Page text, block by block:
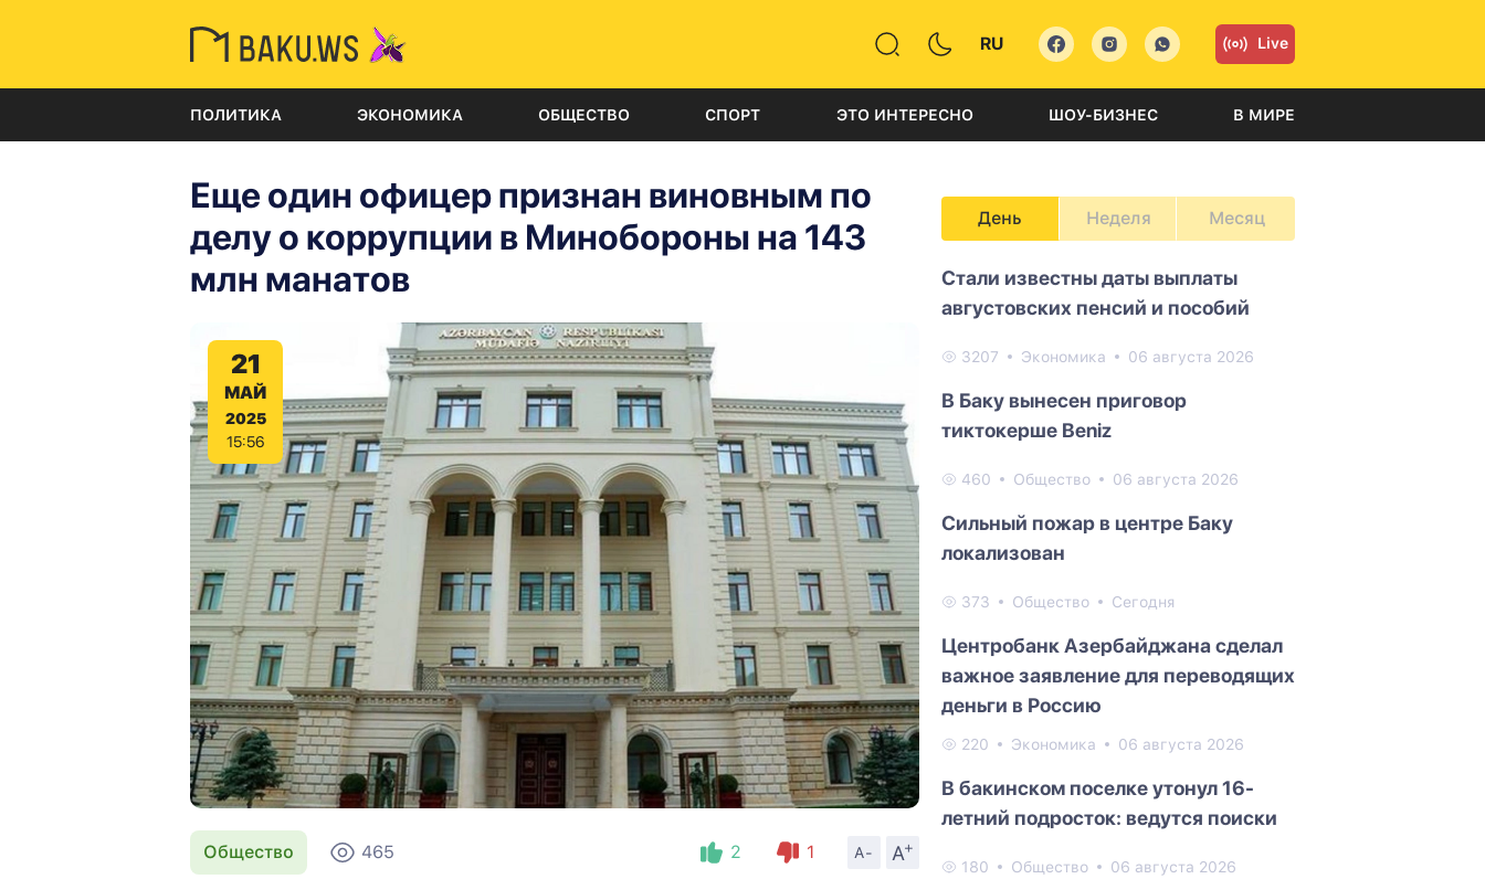
RU Live
ПОЛИТИКА ЭКОНОМИКА ОБЩЕСТВО СПОРТ ЭТО ИНТЕРЕСНО ШОУ-БИЗНЕС В МИРЕ
Еще один офицер признан виновным по
делу о коррупции в Минобороны на 143
млн манатов
21
МАЙ
2025
15:56
Общество 465 2 1 A- A
+
День Неделя Месяц
Стали известны даты выплаты
августовских пенсий и пособий
3207 Экономика 06 августа 2026
В Баку вынесен приговор
тиктокерше Beniz
460 Общество 06 августа 2026
Сильный пожар в центре Баку
локализован
373 Общество Сегодня
Центробанк Азербайджана сделал
важное заявление для переводящих
деньги в Россию
220 Экономика 06 августа 2026
В бакинском поселке утонул 16-
летний подросток: ведутся поиски
180 Общество 06 августа 2026